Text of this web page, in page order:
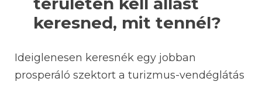
keresned, mit tennél?
Ideiglenesen keresnék egy jobban
prosperáló szektort a turizmus-vendéglátás